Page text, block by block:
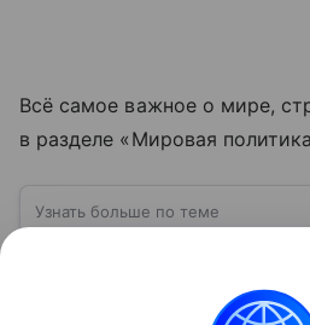
Всё самое важное о мире,
в разделе «Мировая
Узнать больше по теме
Вооруженные силы Украины